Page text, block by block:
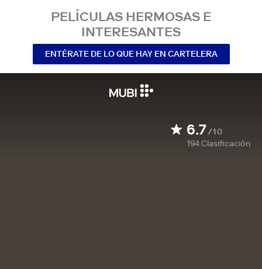
PELÍCULAS HERMOSAS E
INTERESANTES
ENTÉRATE DE LO QUE HAY EN CARTELERA
6.7/10
194Clasificación